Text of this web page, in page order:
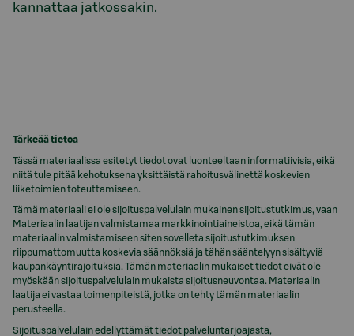
kannattaa jatkossakin.
Tärkeää tietoa
Tässä materiaalissa esitetyt tiedot ovat luonteeltaan informatiivisia, eikä
niitä tule pitää kehotuksena yksittäistä rahoitusvälinettä koskevien
liiketoimien toteuttamiseen.
Tämä materiaali ei ole sijoituspalvelulain mukainen sijoitustutkimus, vaan
Materiaalin laatijan valmistamaa markkinointiaineistoa, eikä tämän
materiaalin valmistamiseen siten sovelleta sijoitustutkimuksen
riippumattomuutta koskevia säännöksiä ja tähän sääntelyyn sisältyviä
kaupankäyntirajoituksia. Tämän materiaalin mukaiset tiedot eivät ole
myöskään sijoituspalvelulain mukaista sijoitusneuvontaa. Materiaalin
laatija ei vastaa toimenpiteistä, jotka on tehty tämän materiaalin
perusteella.
Sijoituspalvelulain edellyttämät tiedot palveluntarjoajasta,